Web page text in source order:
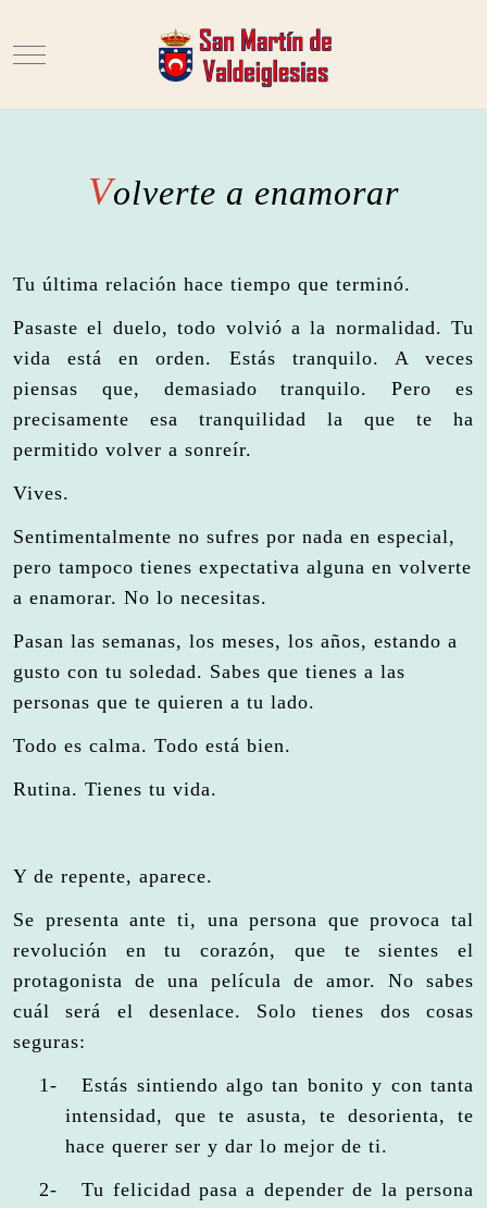
Mobile Menu Toggle
Volverte a enamorar
Tu última relación hace tiempo que terminó.
Pasaste el duelo, todo volvió a la normalidad. Tu
vida está en orden. Estás tranquilo. A veces
piensas que, demasiado tranquilo. Pero es
precisamente esa tranquilidad la que te ha
permitido volver a sonreír.
Vives.
Sentimentalmente no sufres por nada en especial,
pero tampoco tienes expectativa alguna en volverte
a enamorar. No lo necesitas.
Pasan las semanas, los meses, los años, estando a
gusto con tu soledad. Sabes que tienes a las
personas que te quieren a tu lado.
Todo es calma. Todo está bien.
Rutina. Tienes tu vida.
Y de repente, aparece.
Se presenta ante ti, una persona que provoca tal
revolución en tu corazón, que te sientes el
protagonista de una película de amor. No sabes
cuál será el desenlace. Solo tienes dos cosas
seguras:
1-
Estás sintiendo algo tan bonito y con tanta
intensidad, que te asusta, te desorienta, te
hace querer ser y dar lo mejor de ti.
2-
Tu felicidad pasa a depender de la persona